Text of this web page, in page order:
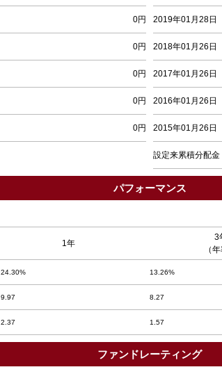
0円
0円
0円
0円
0円
2019年01月28日
2018年01月26日
2017年01月26日
2016年01月26日
2015年01月26日
設定来累積分配金
パフォーマンス
1年
3
（
24.30% 13.26%
9.97 8.27
2.37 1.57
ファンドレーティング